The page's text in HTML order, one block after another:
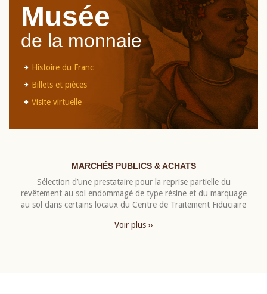
Musée
de la monnaie
Histoire du Franc
Billets et pièces
Visite virtuelle
MARCHÉS PUBLICS & ACHATS
Sélection d’une prestataire pour la reprise partielle du
revêtement au sol endommagé de type résine et du marquage
au sol dans certains locaux du Centre de Traitement Fiduciaire
Voir plus ››